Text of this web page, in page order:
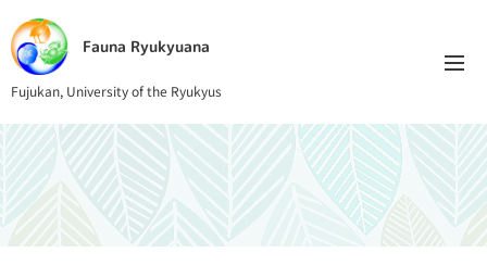
Fauna Ryukyuana
Fujukan, University of the Ryukyus